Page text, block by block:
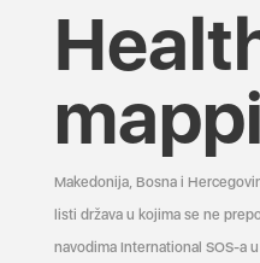
Makedonija, Bosna i
listi država u kojima se ne
navodima International SOS-a